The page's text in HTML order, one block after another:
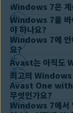
Windows 7은 계
Microsoft에서 2020
이 운영 체제를 계속
업데이트를 받을 수
소프트웨어를 사용
Windows 7을 바
야 하나요?
컴퓨터 바이러스로부
이러스를 사용하는
그러나 PC 바이러스
Windows 7용
Avast의 강력한
터에 있는 멀웨어를
Windows 7에 안
요?
Windows 7에는
포함되어 있습니다.
Defender는 포함되
중단하기 전에도 매
Avast는 아직도
Avast는 아직
Avast One with
무료 보안이 모두 호
최고의 Windows
Avast One with
무엇인가요?
Windows 7에서